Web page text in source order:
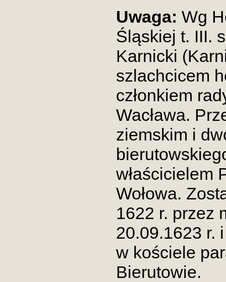
Uwaga: Wg
Śląskiej t. III.
Karnicki
szlachcicem
członkiem
Wacława.
ziemskim i
właścicielem
Wołowa.
1622 r. przez
20.09.1623 r.
w kościele
Bierutowie.